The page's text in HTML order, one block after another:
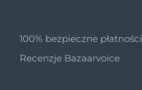
Program partnerski
Wiadomości
100% bezpieczne płatności
Recenzje Bazaarvoice